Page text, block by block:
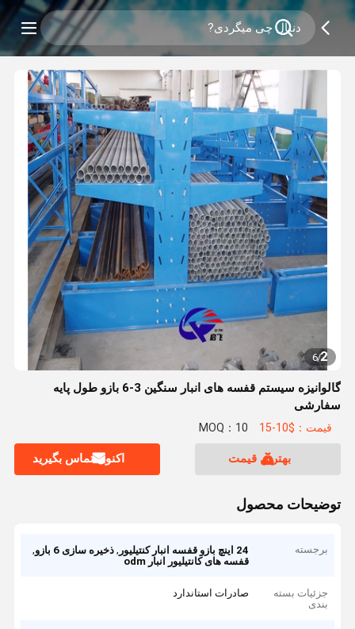
2
/
6
گالوانیزه سیستم قفسه های انبار سنگین 3-6 بازو طول پایه
سفارشی
قیمت：$10-15 MOQ：10
بهترین قیمت اکنون تماس بگیرید
توضیحات محصول
برجسته 24 اینچ بازو قفسه انبار کنتیلیور ,ذخیره سازی 6 بازو
,
قفسه های کانتیلیور انبار odm
جزئیات بسته
بندی
صادرات استاندارد